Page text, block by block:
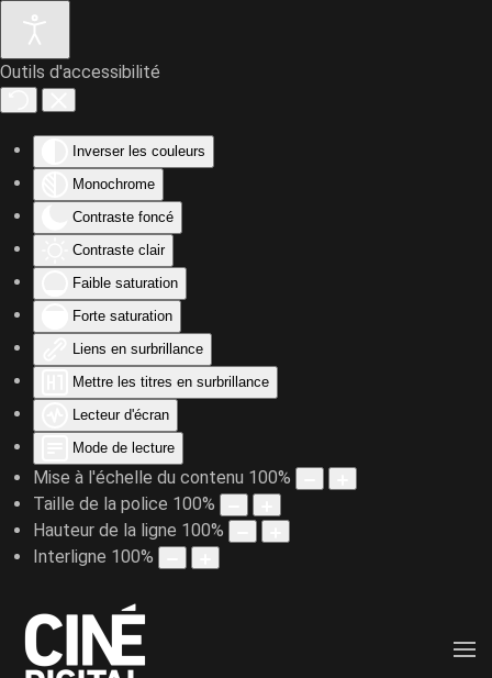
Outils d'accessibilité
Inverser les couleurs
Monochrome
Contraste foncé
Contraste clair
Faible saturation
Forte saturation
Liens en surbrillance
Mettre les titres en surbrillance
Lecteur d'écran
Mode de lecture
Mise à l'échelle du contenu 100%
Taille de la police 100%
Hauteur de la ligne 100%
Interligne 100%
Accéder au contenu principal